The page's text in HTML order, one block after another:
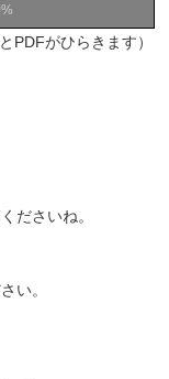
PDFがひらきます）
ださいね。
い。